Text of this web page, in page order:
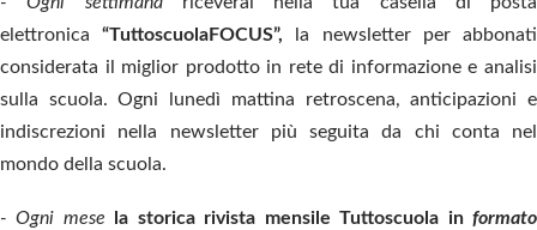
elettronica“TuttoscuolaFOCUS”, la newsletter per abbonati
considerata il miglior prodotto in rete di informazione e analisi
sulla scuola. Ogni lunedì mattina retroscena, anticipazioni e
indiscrezioni nella newsletter più seguita da chi conta nel
mondo della scuola.
- Ogni mese la storica rivista mensile Tuttoscuola informato